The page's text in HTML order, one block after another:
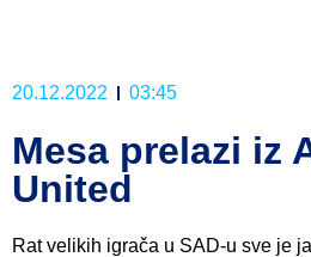
20.12.2022 03:45
Mesa prelazi iz
United
Rat velikih igrača u SAD-u sve je